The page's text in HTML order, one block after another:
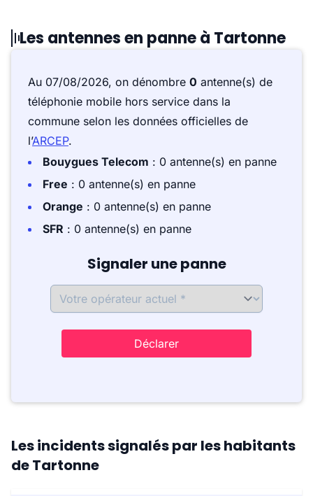
Les antennes en panne à Tartonne
Au 07/08/2026, on dénombre 0 antenne(s) de
téléphonie mobile hors service dans la
commune selon les données officielles de
l’ARCEP.
Bouygues Telecom : 0 antenne(s) en panne
Free : 0 antenne(s) en panne
Orange : 0 antenne(s) en panne
SFR : 0 antenne(s) en panne
Signaler une panne
Déclarer
Les incidents signalés par les habitants
de Tartonne